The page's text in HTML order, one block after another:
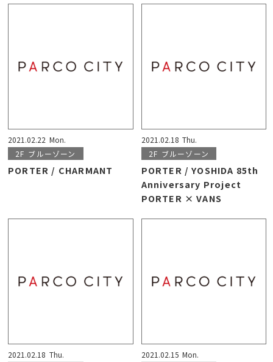
2021.02.22 Mon.
2F ブルーゾーン
PORTER / CHARMANT
2021.02.18 Thu.
2F ブルーゾーン
PORTER / YOSHIDA 85th
Anniversary Project
PORTER × VANS
2021.02.18 Thu.
2021.02.15 Mon.